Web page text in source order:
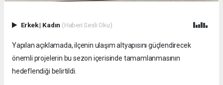
Erkek| Kadın (Haberi Sesli Oku)
Yapılan açıklamada, ilçenin ulaşım altyapısını güçlendirecek
önemli projelerin bu sezon içerisinde tamamlanmasının
hedeflendiği belirtildi.